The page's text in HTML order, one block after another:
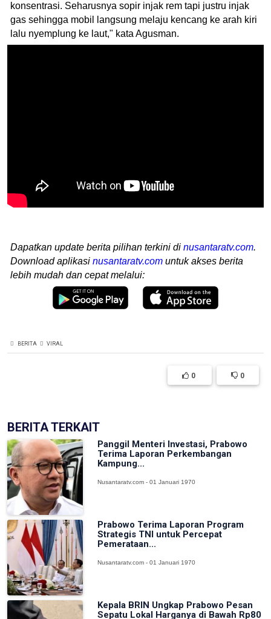
konsentrasi. Seharusnya sopir injak rem tapi justru injak
gas sehingga mobil langsung melaju kencang ke arah kiri
lalu nyemplung ke laut," kata Agusman.
Dapatkan update berita pilihan terkini di nusantaratv.com.
Download aplikasi nusantaratv.com untuk akses berita
lebih mudah dan cepat melalui:
BERITA VIRAL
0 0
BERITA TERKAIT
Panggil Menteri Investasi, Prabowo
Terima Laporan Perkembangan
Kampung...
Nusantaratv.com - 01 Januari 1970
Prabowo Terima Laporan Program
Strategis TNI untuk Percepat
Pemerataan...
Nusantaratv.com - 01 Januari 1970
Kepala BRIN Ungkap Prabowo Pesan
Sepatu Lokal Harganya di Bawah Rp80